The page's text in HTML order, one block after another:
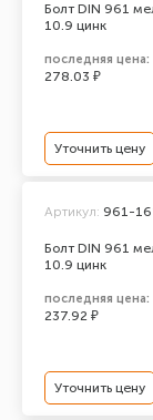
Болт DIN 961
10.9 цинк
последняя цена:
278.03 ₽
Уточнить цену
Болт DIN 961
10.9 цинк
Артикул: 961-
последняя цена:
237.92 ₽
Уточнить цену